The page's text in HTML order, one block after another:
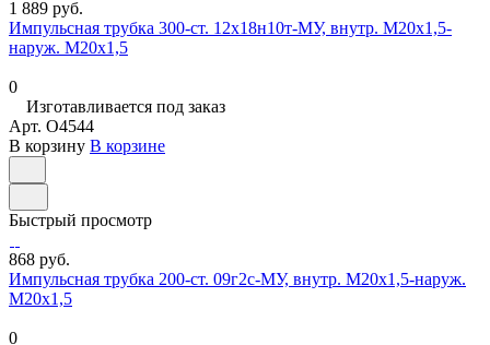
1 889 руб.
Импульсная трубка 300-ст. 12х18н10т-МУ, внутр. М20х1,5-
наруж. М20х1,5
0
Изготавливается под заказ
Арт. O4544
В корзину В корзине
Быстрый просмотр
868 руб.
Импульсная трубка 200-ст. 09г2с-МУ, внутр. М20х1,5-наруж.
М20х1,5
0